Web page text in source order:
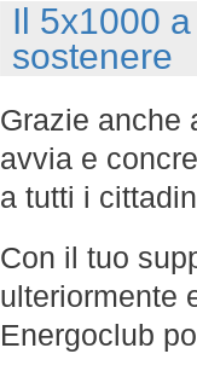
Il 5x1000
sostenere
Grazie anche
avvia e
a tutti i
Con il tuo
ulteriormente
Energoclub